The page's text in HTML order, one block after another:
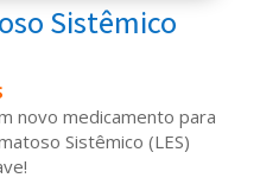
Sistêmico
novo medicamento para
Sistêmico (LES)
!